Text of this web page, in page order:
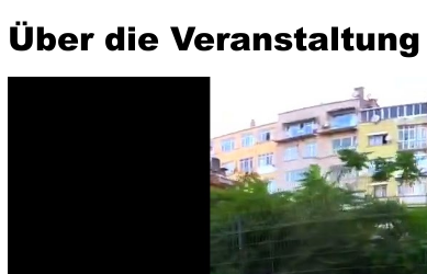
Über die Veranstaltung